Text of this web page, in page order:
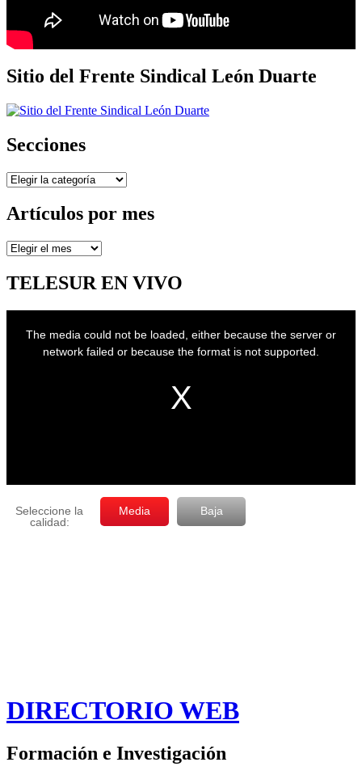
Sitio del Frente Sindical León Duarte
Secciones
Secciones
Artículos por mes
Artículos
mes
TELESUR EN VIVO
DIRECTORIO WEB
Formación e Investigación